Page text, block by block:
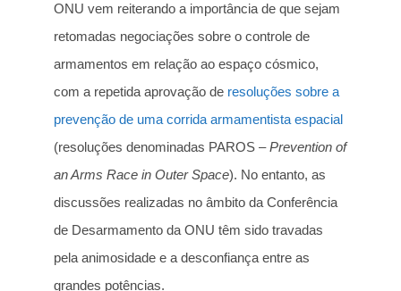
ONU vem reiterando a importância de que sejam
retomadas negociações sobre o controle de
armamentos em relação ao espaço cósmico,
com a repetida aprovação de resoluções sobre a
prevenção de uma corrida armamentista espacial
(resoluções denominadas PAROS –Prevention of
an Arms Race in Outer Space). No entanto, as
discussões realizadas no âmbito da Conferência
de Desarmamento da ONU têm sido travadas
pela animosidade e a desconfiança entre as
grandes potências.